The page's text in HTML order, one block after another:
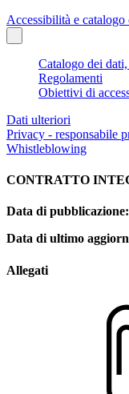
Accessibilità e catalogo
Catalogo dei
Regolamenti
Obiettivi di
Dati ulteriori
Privacy - responsabile
Whistleblowing
CONTRATTO
Data di pubblicazione:
Data di ultimo
Allegati